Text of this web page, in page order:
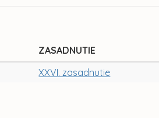
ZASADNUTIE
XXVI. zasadnutie